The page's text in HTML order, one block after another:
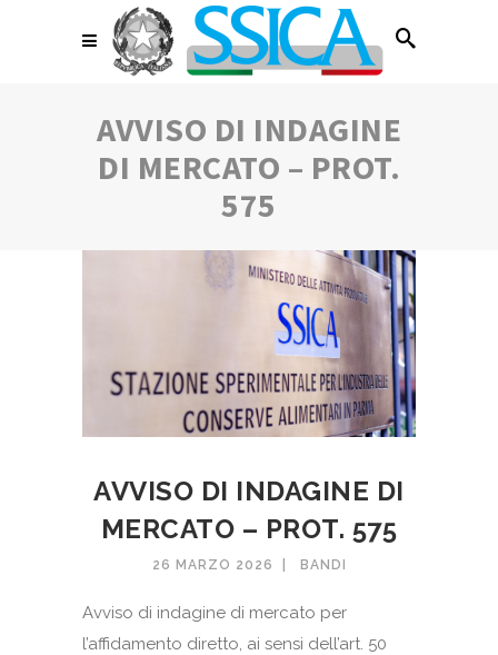
AVVISO DI INDAGINE
DI MERCATO – PROT.
575
AVVISO DI INDAGINE DI
MERCATO – PROT. 575
26 MARZO 2026 BANDI
Avviso di indagine di mercato per
l’affidamento diretto, ai sensi dell’art. 50